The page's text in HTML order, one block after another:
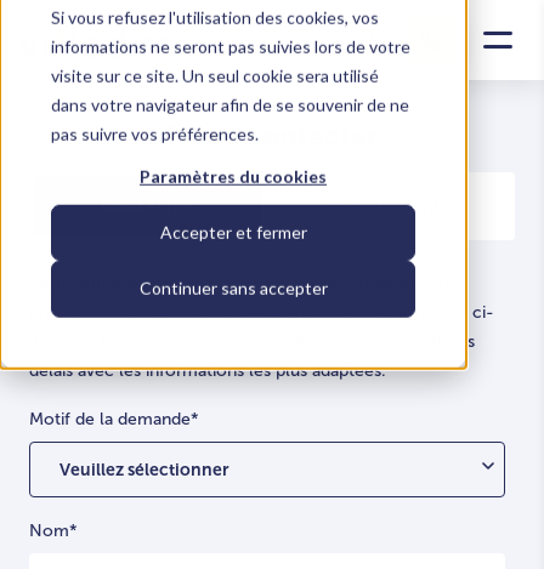
Si vous refusez l'utilisation des cookies, vos
informations ne seront pas suivies lors de votre
visite sur ce site. Un seul cookie sera utilisé
dans votre navigateur afin de se souvenir de ne
pas suivre vos préférences.
Paramètres du cookies
Accepter et fermer
Continuer sans accepter
Nous contacter
Nous écrire Nous rencontrer
Vous souhaitez nous poser une question ou obtenir des
précisions sur un programme ? Remplissez le formulaire ci-
dessous. Nos équipes vous répondront dans les meilleurs
délais avec les informations les plus adaptées.
Motif de la demande*
Nom*